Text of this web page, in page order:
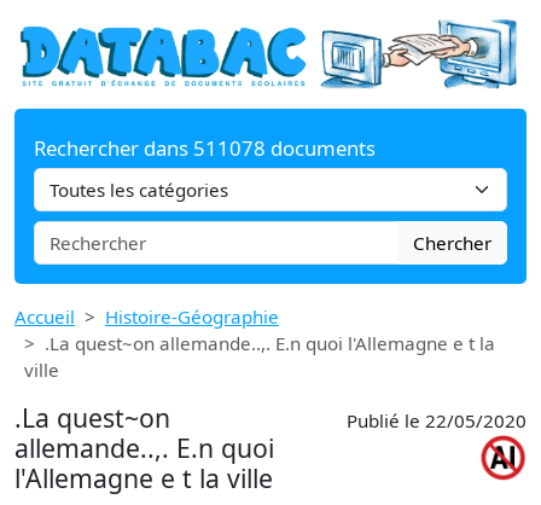
Rechercher dans 511078 documents
Chercher
Accueil
Histoire-Géographie
.La quest~on allemande..,. E.n quoi l'Allemagne e t la
ville
.La quest~on
allemande..,. E.n quoi
l'Allemagne e t la ville
Publié le 22/05/2020